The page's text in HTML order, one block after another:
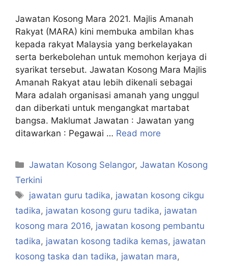
Jawatan Kosong Mara 2021. Majlis Amanah
Rakyat (MARA) kini membuka ambilan khas
kepada rakyat Malaysia yang berkelayakan
serta berkebolehan untuk memohon kerjaya di
syarikat tersebut. Jawatan Kosong Mara Majlis
Amanah Rakyat atau lebih dikenali sebagai
Mara adalah organisasi amanah yang unggul
dan diberkati untuk mengangkat martabat
bangsa. Maklumat Jawatan : Jawatan yang
ditawarkan : Pegawai … Read more
Categories
Jawatan Kosong Selangor,Jawatan Kosong
Terkini
Tags
jawatan guru tadika, jawatan kosong cikgu
tadika, jawatan kosong guru tadika, jawatan
kosong mara 2016, jawatan kosong pembantu
tadika, jawatan kosong tadika kemas, jawatan
kosong taska dan tadika, jawatan mara,